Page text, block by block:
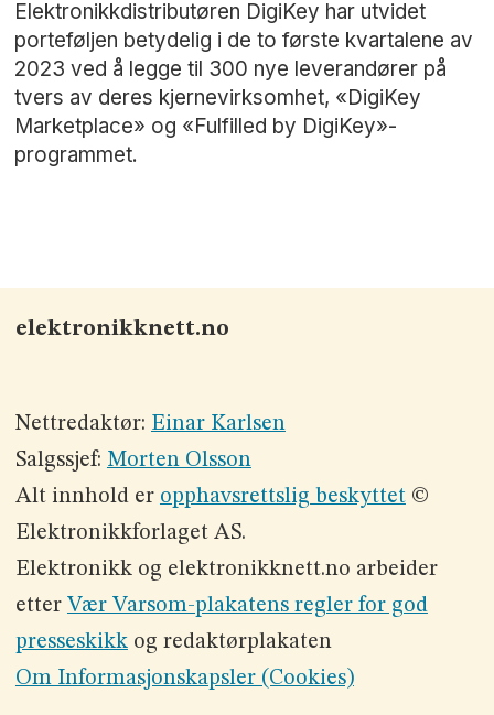
Elektronikkdistributøren DigiKey har utvidet
porteføljen betydelig i de to første kvartalene av
2023 ved å legge til 300 nye leverandører på
tvers av deres kjernevirksomhet, «DigiKey
Marketplace» og «Fulfilled by DigiKey»-
programmet.
elektronikknett.no
Nettredaktør: Einar Karlsen
Salgssjef: Morten Olsson
Alt innhold er opphavsrettslig beskyttet©
Elektronikkforlaget AS.
Elektronikk og elektronikknett.no arbeider
etter Vær Varsom-plakatens regler for god
presseskikkog redaktørplakaten
Om Informasjonskapsler (Cookies)